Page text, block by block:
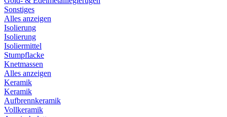
Sonstiges
Alles anzeigen
Isolierung
Isolierung
Isoliermittel
Stumpflacke
Knetmassen
Alles anzeigen
Keramik
Keramik
Aufbrennkeramik
Vollkeramik